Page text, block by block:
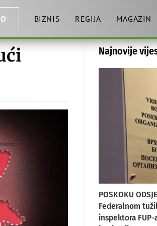
BIZNIS REGIJA MAGAZIN
Najnovije
POSKOKU
Federalnom
inspektora